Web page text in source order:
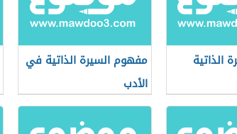
الذاتية
مفهوم السيرة الذاتية في
الأدب